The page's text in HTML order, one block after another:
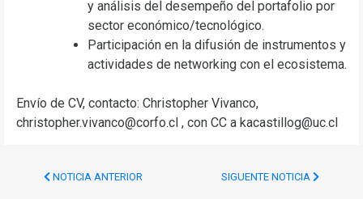
y análisis del desempeño del portafolio por
sector económico/tecnológico.
Participación en la difusión de instrumentos y
actividades de networking con el ecosistema.
Envío de CV, contacto: Christopher Vivanco,
christopher.vivanco@corfo.cl , con CC a kacastillog@uc.cl
NOTICIA ANTERIOR SIGUENTE NOTICIA